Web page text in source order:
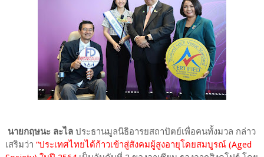
นายกฤษนะ ละไลประธานมูลนิธิอารยสถาปัตย์เพื่อคนทั้งมวล กล่าว
เสริมว่า “ประเทศไทยได้ก้าวเข้าสู่สังคมผู้สูงอายุโดยสมบูรณ์ (Aged